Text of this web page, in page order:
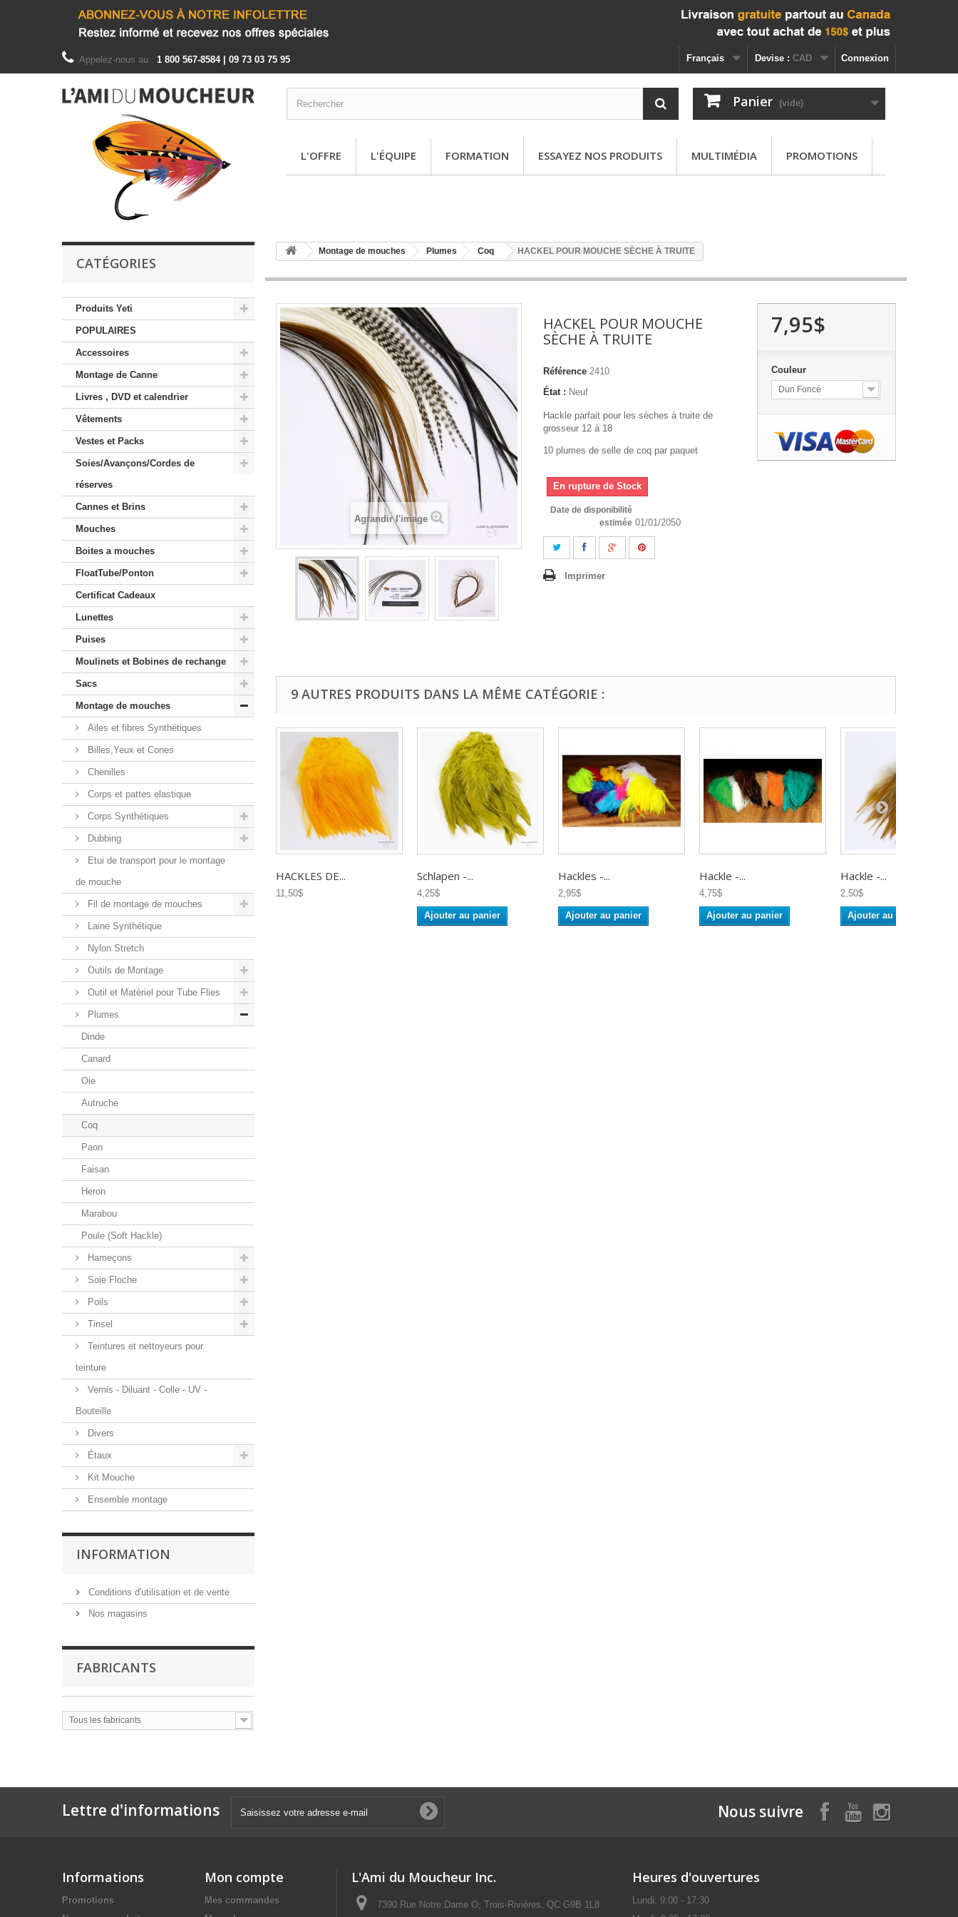
Connexion
Devise : CAD
Français
Appelez-nous au : 1 800 567-8584 | 09 73 03 75 95
Panier (vide)
L'OFFRE L'ÉQUIPE FORMATION ESSAYEZ NOS PRODUITS MULTIMÉDIA PROMOTIONS
CATÉGORIES
Produits Yeti
POPULAIRES
Accessoires
Montage de Canne
Livres , DVD et calendrier
Vêtements
Vestes et Packs
Soies/Avançons/Cordes de
réserves
Cannes et Brins
Mouches
Boites a mouches
FloatTube/Ponton
Certificat Cadeaux
Lunettes
Puises
Moulinets et Bobines de rechange
Sacs
Montage de mouches
Ailes et fibres Synthétiques
Billes,Yeux et Cones
Chenilles
Corps et pattes elastique
Corps Synthétiques
Dubbing
Etui de transport pour le montage
de mouche
Fil de montage de mouches
Laine Synthétique
Nylon Stretch
Outils de Montage
Outil et Matériel pour Tube Flies
Plumes
Dinde
Canard
Oie
Autruche
Coq
Paon
Faisan
Heron
Marabou
Poule (Soft Hackle)
Hameçons
Soie Floche
Poils
Tinsel
Teintures et nettoyeurs pour
teinture
Vernis - Diluant - Colle - UV -
Bouteille
Divers
Étaux
Kit Mouche
Ensemble montage
INFORMATION
Conditions d'utilisation et de vente
Nos magasins
FABRICANTS
Tous les fabricants
Montage de mouches Plumes Coq HACKEL POUR MOUCHE SÈCHE À TRUITE
Agrandir l'image
HACKEL POUR MOUCHE
SÈCHE À TRUITE
Référence 2410
État : Neuf
Hackle parfait pour les sèches à truite de
grosseur 12 à 18
10 plumes de selle de coq par paquet
En rupture de Stock
Date de disponibilité
estimée 01/01/2050
Imprimer
7,95$
Couleur
Dun Foncé
9 AUTRES PRODUITS DANS LA MÊME CATÉGORIE :
HACKLES DE...
11,50$
Schlapen -...
4,25$
Ajouter au panier
Hackles -...
2,95$
Ajouter au panier
Hackle -...
4,75$
Ajouter au panier
Hackle -...
2,50$
Ajouter au panier
Lettre d'informations Nous suivre
Informations
Promotions
Mon compte
Mes commandes
L'Ami du Moucheur Inc.
7390 Rue Notre Dame O, Trois-Rivières, QC G9B 1L8
Heures d'ouvertures
Lundi: 9:00 - 17:30